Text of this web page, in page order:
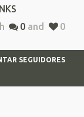
0 and 0
SEGUIDORES